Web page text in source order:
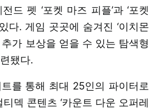
드 펫 ‘포켓 마즈 피플’과 ‘포켓
다. 게임 곳곳에 숨겨진 ‘이치몬
가 보상을 얻을 수 있는 탐색형
됐다.
를 통해 최대 25인의 파이터로
덱 콘텐츠 ‘카운트 다운 오퍼레